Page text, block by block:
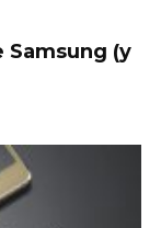
Samsung (y